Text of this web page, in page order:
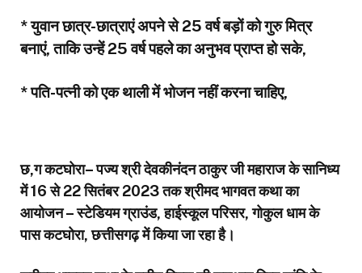
* युवान छात्र-छात्राएं अपने से 25 वर्ष बड़ों को गुरु मित्र
बनाएं, ताकि उन्हें 25 वर्ष पहले का अनुभव प्राप्त हो सके,
*पति-पत्नी को एक थाली में भोजन नहीं करना चाहिए,
छ,ग कटघोरा– पज्य श्री देवकीनंदन ठाकुर जी महाराज के सानिध्य
में 16 से 22 सितंबर 2023 तक श्रीमद भागवत कथा का
आयोजन – स्टेडियम ग्राउंड, हाईस्कूल परिसर, गोकुल धाम के
पास कटघोरा, छत्तीसगढ़ में किया जा रहा है।